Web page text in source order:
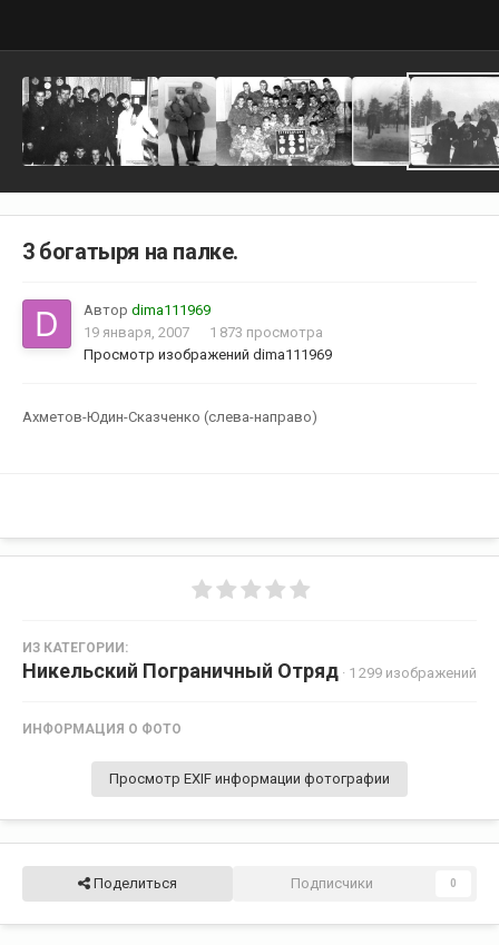
3 богатыря на палке.
Автор dima111969
19 января, 2007
1 873 просмотра
Просмотр изображений dima111969
Ахметов-Юдин-Сказченко (слева-направо)
ИЗ КАТЕГОРИИ:
Никельский Пограничный Отряд · 1 299 изображений
ИНФОРМАЦИЯ О ФОТО
Просмотр EXIF информации фотографии
Поделиться Подписчики 0